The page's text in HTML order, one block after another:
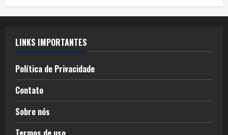
LINKS IMPORTANTES
Política de Privacidade
Contato
Sobre nós